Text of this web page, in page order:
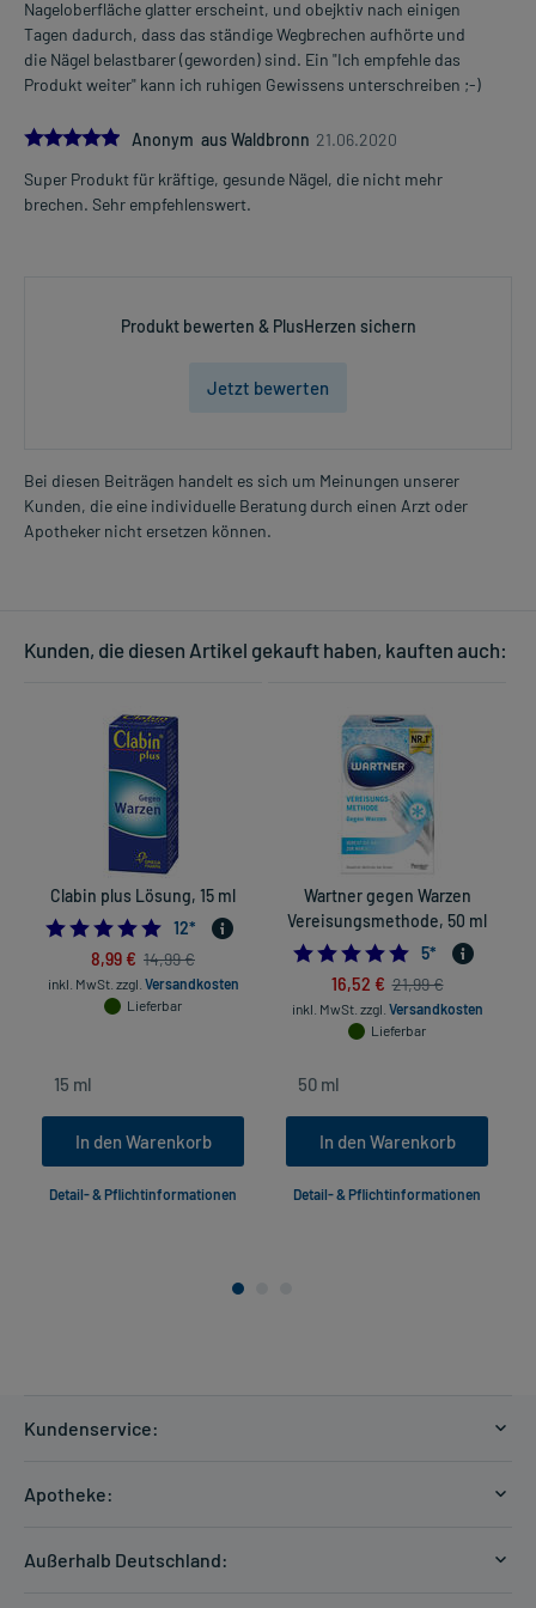
Nageloberfläche glatter erscheint, und obejktiv nach einigen
Tagen dadurch, dass das ständige Wegbrechen aufhörte und
die Nägel belastbarer (geworden) sind. Ein "Ich empfehle das
Produkt weiter" kann ich ruhigen Gewissens unterschreiben ;-)
5.0Anonym aus Waldbronn 21.06.2020
Super Produkt für kräftige, gesunde Nägel, die nicht mehr
brechen. Sehr empfehlenswert.
Produkt bewerten & PlusHerzen sichern
Jetzt bewerten
Bei diesen Beiträgen handelt es sich um Meinungen unserer
Kunden, die eine individuelle Beratung durch einen Arzt oder
Apotheker nicht ersetzen können.
Kunden, die diesen Artikel gekauft haben, kauften auch:
Clabin plus Lösung, 15 ml
4.833333333333333
12*
8,99 € 14,99 €
inkl. MwSt. zzgl. Versandkosten
Lieferbar
In den Warenkorb
Detail- & Pflichtinformationen
Wartner gegen Warzen
Vereisungsmethode, 50 ml
5.0
5*
16,52 € 21,99 €
inkl. MwSt. zzgl. Versandkosten
Lieferbar
In den Warenkorb
Detail- & Pflichtinformationen
Kundenservice:
Zahlungsarten
Apotheke:
Außerhalb Deutschland: